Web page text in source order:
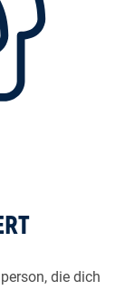
die dich